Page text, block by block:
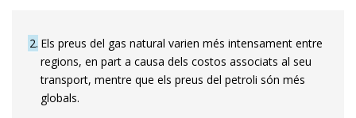
2 Els preus del gas natural varien més intensament entre
regions, en part a causa dels costos associats al seu
transport, mentre que els preus del petroli són més
globals.